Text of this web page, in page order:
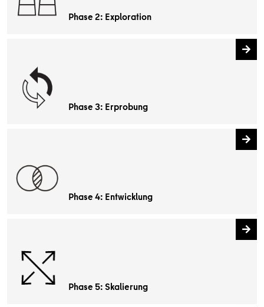
Phase 2: Exploration
Phase 3: Erprobung
Phase 4: Entwicklung
Phase 5: Skalierung